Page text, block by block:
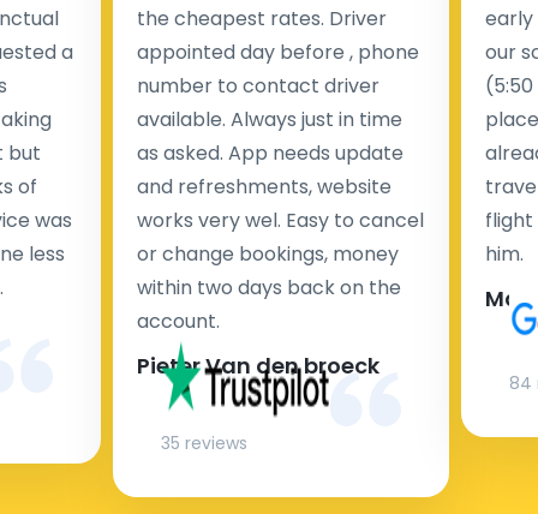
a
but
of
was
less
the cheapest rates. Driver
appointed day before , phone
number to contact driver
available. Always just in time
as asked. App needs update
and refreshments, website
works very wel. Easy to cancel
or change bookings, money
within two days back on the
account.
Pieter Van den broeck
35 reviews
early
our
flight
him.
84